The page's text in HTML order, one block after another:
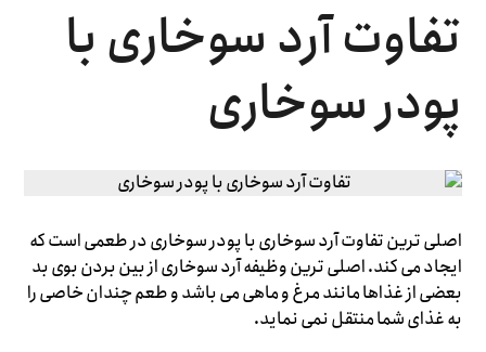
تفاوت آرد سوخاری با
پودر سوخاری
اصلی ترین تفاوت آرد سوخاری با پودر سوخاری در طعمی است که
ایجاد می ‌کند. اصلی ‌ترین وظیفه آرد سوخاری از بین بردن بوی بد
بعضی از غذاها مانند مرغ و ماهی می ‌باشد و طعم چندان خاصی را
به غذای شما منتقل نمی نماید.